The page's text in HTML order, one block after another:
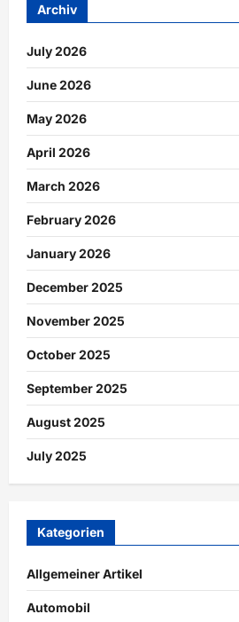
Archiv
July 2026
June 2026
May 2026
April 2026
March 2026
February 2026
January 2026
December 2025
November 2025
October 2025
September 2025
August 2025
July 2025
Kategorien
Allgemeiner Artikel
Automobil